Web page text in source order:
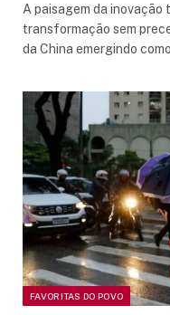
A paisagem da
transformação sem
da China emergindo
FAVORITAS DO POVO